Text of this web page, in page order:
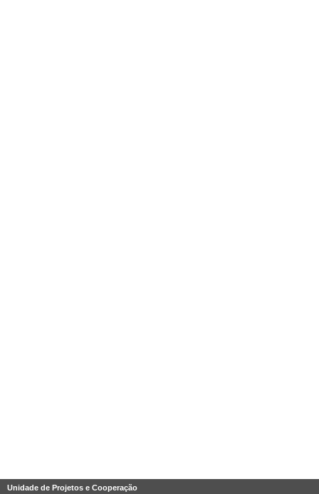
Unidade de Projetos e Cooperação